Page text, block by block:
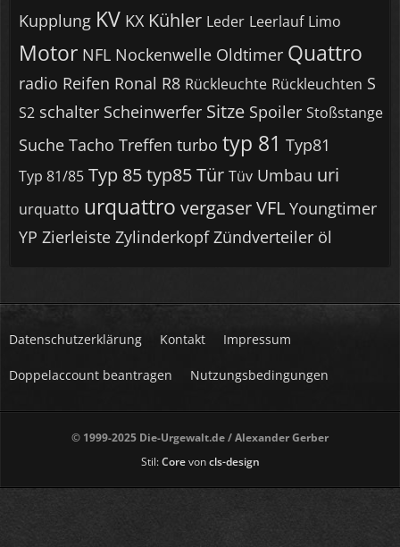
Kupplung KV KX Kühler Leder Leerlauf Limo
Motor NFL Nockenwelle Oldtimer Quattro
radio Reifen Ronal R8 Rückleuchte Rückleuchten S
S2 schalter Scheinwerfer Sitze Spoiler Stoßstange
Suche Tacho Treffen turbo typ 81 Typ81
Typ 81/85 Typ 85typ85Tür Tüv Umbau uri
urquatto urquattro vergaserVFL Youngtimer
YP Zierleiste Zylinderkopf Zündverteiler öl
Datenschutzerklärung Kontakt Impressum
Doppelaccount beantragen Nutzungsbedingungen
© 1999-2025 Die-Urgewalt.de / Alexander Gerber
Stil:Corevoncls-design